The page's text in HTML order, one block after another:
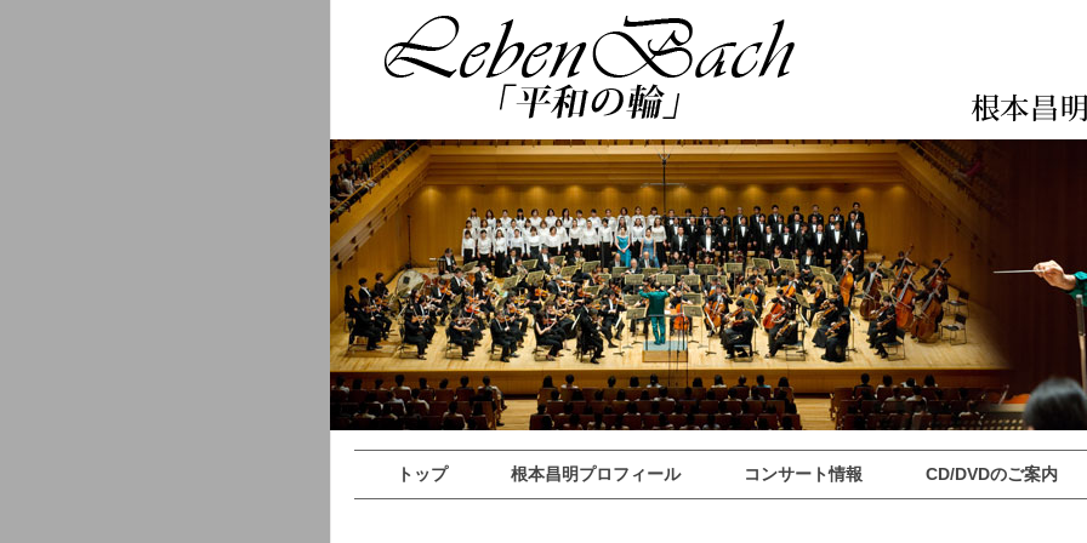
トップ 根本昌明プロフィール コンサート情報 CD/DVDのご案内